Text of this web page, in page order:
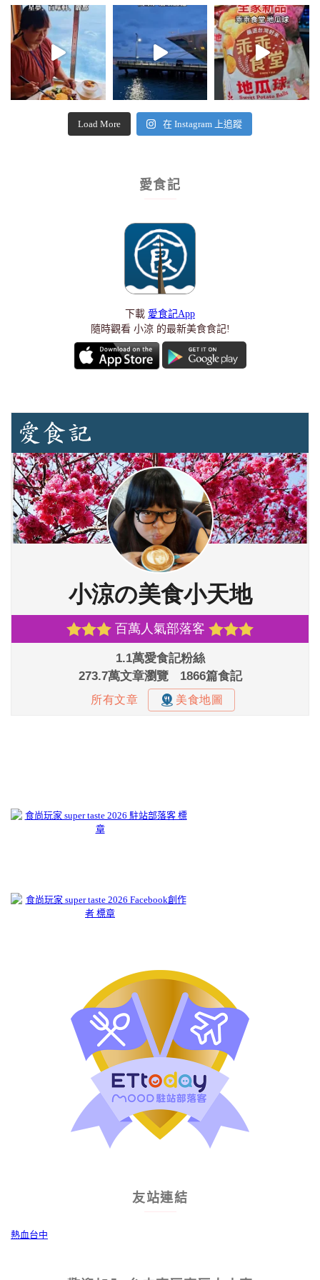
Load More 在 Instagram 上追蹤
愛食記
下載 愛食記App
隨時觀看 小涼 的最新美食食記!
友站連結
熱血台中